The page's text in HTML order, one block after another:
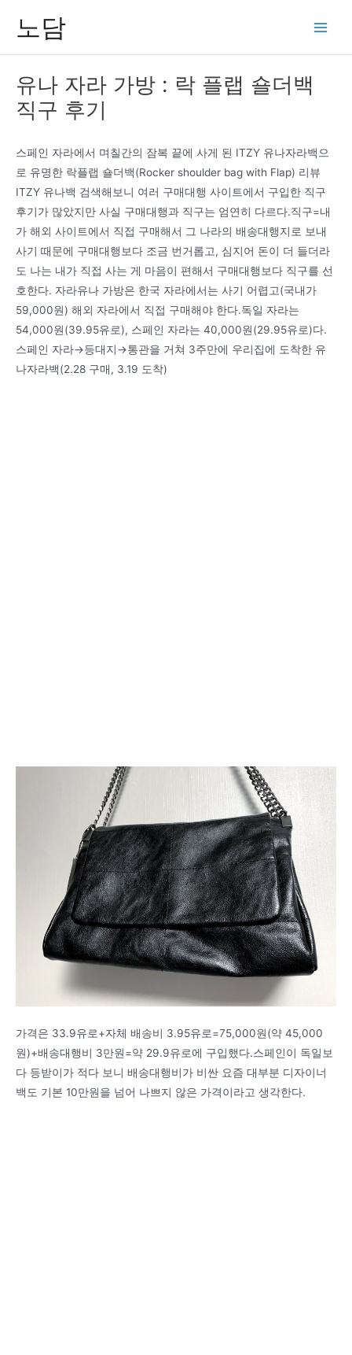
노담
유나 자라 가방 : 락 플랩 숄더백
직구 후기
스페인 자라에서 며칠간의 잠복 끝에 사게 된 ITZY 유나자라백으
로 유명한 락플랩 숄더백(Rocker shoulder bag with Flap) 리뷰
ITZY 유나백 검색해보니 여러 구매대행 사이트에서 구입한 직구
후기가 많았지만 사실 구매대행과 직구는 엄연히 다르다.직구=내
가 해외 사이트에서 직접 구매해서 그 나라의 배송대행지로 보내
사기 때문에 구매대행보다 조금 번거롭고, 심지어 돈이 더 들더라
도 나는 내가 직접 사는 게 마음이 편해서 구매대행보다 직구를 선
호한다. 자라유나 가방은 한국 자라에서는 사기 어렵고(국내가
59,000원) 해외 자라에서 직접 구매해야 한다.독일 자라는
54,000원(39.95유로), 스페인 자라는 40,000원(29.95유로)다.
스페인 자라→등대지→통관을 거쳐 3주만에 우리집에 도착한 유
나자라백(2.28 구매, 3.19 도착)
가격은 33.9유로+자체 배송비 3.95유로=75,000원(약 45,000
원)+배송대행비 3만원=약 29.9유로에 구입했다.스페인이 독일보
다 등받이가 적다 보니 배송대행비가 비싼 요즘 대부분 디자이너
백도 기본 10만원을 넘어 나쁘지 않은 가격이라고 생각한다.